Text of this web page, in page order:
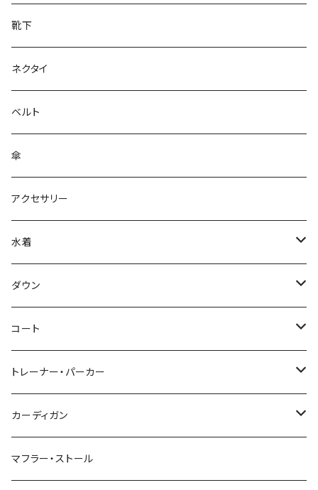
靴下
ネクタイ
ベルト
傘
アクセサリー
水着
～44/S
46/M
48/L
50/XL～
ダウン
～44/S
46/M
48/L
50/XL～
コート
～44/S
46/M
48/L
トレーナー・パーカー
～44/S
46/M
カーディガン
～44/S
マフラー・ストール